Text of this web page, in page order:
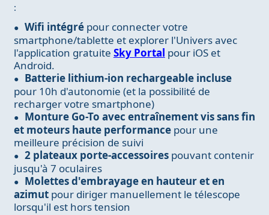
:
Wifi intégrépour connecter votre
smartphone/tablette et explorer l'Univers avec
l'application gratuite Sky Portal pour iOS et
Android.
Batterie lithium-ion rechargeable incluse
pour 10h d'autonomie (et la possibilité de
recharger votre smartphone)
Monture Go-To avec entraînement vis sans fin
et moteurs haute performancepour une
meilleure précision de suivi
2 plateaux porte-accessoirespouvant contenir
jusqu'à 7 oculaires
Molettes d'embrayage en hauteur et en
azimutpour diriger manuellement le télescope
lorsqu'il est hors tension